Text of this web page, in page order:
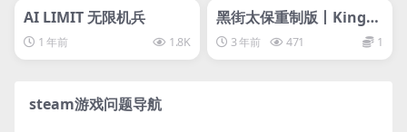
AI LIMIT 无限机兵
1 年前 1.8K
svip专属
黑街太保重制版丨Kingpi
n: Reloaded
3 年前 471 1
steam游戏问题导航